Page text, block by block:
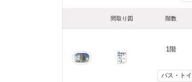
間取り図 階数
1階
バス・ト